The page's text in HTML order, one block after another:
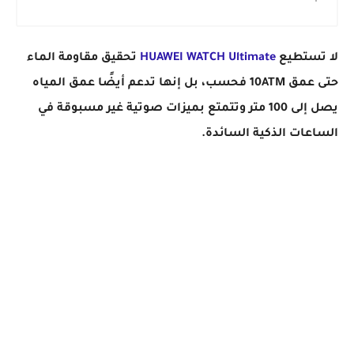
لا تستطيع HUAWEI WATCH Ultimate تحقيق مقاومة الماء
حتى عمق 10ATM فحسب، بل إنها تدعم أيضًا عمق المياه
يصل إلى 100 متر وتتمتع بميزات صوتية غير مسبوقة في
الساعات الذكية السائدة.